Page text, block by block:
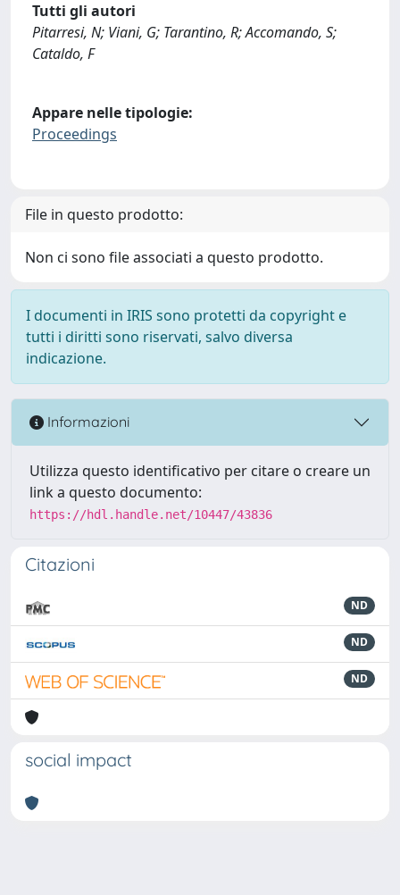
Tutti gli autori
Pitarresi, N; Viani, G; Tarantino, R; Accomando, S;
Cataldo, F
Appare nelle tipologie:
Proceedings
File in questo prodotto:
Non ci sono file associati a questo prodotto.
I documenti in IRIS sono protetti da copyright e
tutti i diritti sono riservati, salvo diversa
indicazione.
Informazioni
Utilizza questo identificativo per citare o creare un
link a questo documento:
https://hdl.handle.net/10447/43836
Citazioni
ND
ND
ND
social impact